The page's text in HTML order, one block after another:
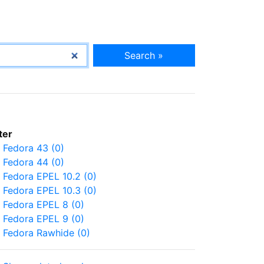
Search »
Fedora 43 (0)
Fedora 44 (0)
Fedora EPEL 10.2 (0)
Fedora EPEL 10.3 (0)
Fedora EPEL 8 (0)
Fedora EPEL 9 (0)
Fedora Rawhide (0)